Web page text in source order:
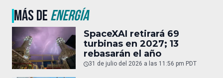
MÁS DEENERGÍA
SpaceXAI retirará 69
turbinas en 2027; 13
rebasarán el año
31 de julio del 2026 a las 11:56 pm PDT